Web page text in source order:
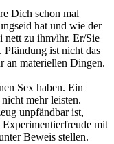
Dich schon mal
hat und wie der
nett zu ihm/ihr. Er/Sie
Pfändung ist nicht das
an materiellen Dingen.
Sex haben. Ein
mehr leisten.
unpfändbar ist,
mit
Beweis stellen.